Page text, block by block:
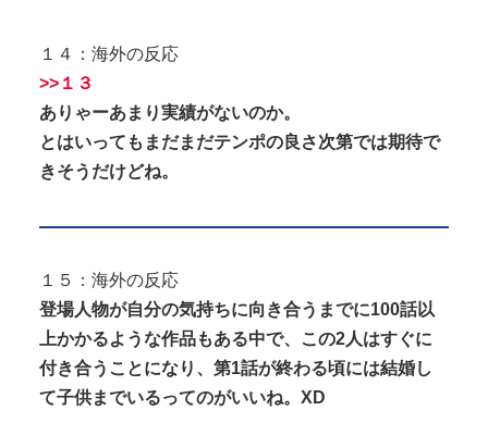
１４：海外の反応
>>１３
ありゃーあまり実績がないのか。
とはいってもまだまだテンポの良さ次第では期待で
きそうだけどね。
１５：海外の反応
登場人物が自分の気持ちに向き合うまでに100話以
上かかるような作品もある中で、この2人はすぐに
付き合うことになり、第1話が終わる頃には結婚し
て子供までいるってのがいいね。XD